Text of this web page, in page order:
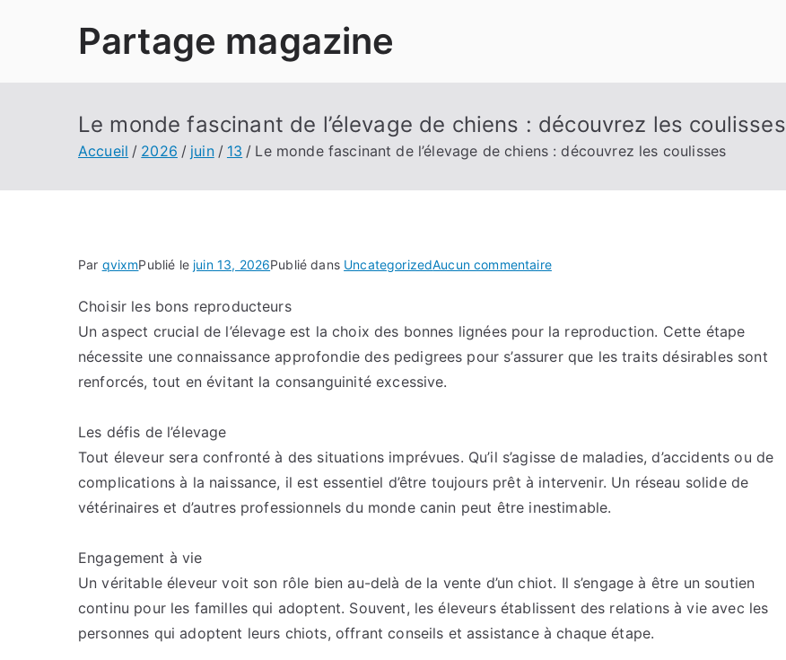
Partage magazine
Le monde fascinant de l’élevage de chiens : découvrez les coulisses
Accueil 2026 juin 13 Le monde fascinant de l’élevage de chiens : découvrez les coulisses
Par qvixmPublié le juin 13, 2026Publié dans UncategorizedAucun commentairesur
fascinant
de
découvrez
les
coulisses
Choisir les bons reproducteurs
Un aspect crucial de l’élevage est la choix des bonnes lignées pour la reproduction. Cette étape
nécessite une connaissance approfondie des pedigrees pour s’assurer que les traits désirables sont
renforcés, tout en évitant la consanguinité excessive.
Les défis de l’élevage
Tout éleveur sera confronté à des situations imprévues. Qu’il s’agisse de maladies, d’accidents ou de
complications à la naissance, il est essentiel d’être toujours prêt à intervenir. Un réseau solide de
vétérinaires et d’autres professionnels du monde canin peut être inestimable.
Engagement à vie
Un véritable éleveur voit son rôle bien au-delà de la vente d’un chiot. Il s’engage à être un soutien
continu pour les familles qui adoptent. Souvent, les éleveurs établissent des relations à vie avec les
personnes qui adoptent leurs chiots, offrant conseils et assistance à chaque étape.